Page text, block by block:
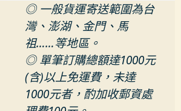
◎ 一般貨運寄送範圍為台
灣、澎湖、金門、馬
祖……等地區。
◎ 單筆訂購總額達1000元
(含)以上免運費，未達
1000元者，酌加收郵資處